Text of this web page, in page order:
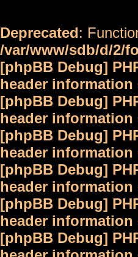
Deprecated:
/var/www/sdb/d/2/
[phpBB Debug]
header information
[phpBB Debug]
header information
[phpBB Debug]
header information
[phpBB Debug]
header information
[phpBB Debug]
header information
[phpBB Debug]